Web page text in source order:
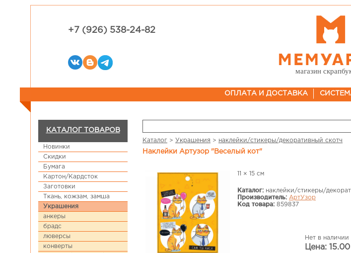
+7 (926) 538-24-82
магазин
ОПЛАТА И ДОСТАВКА
КАТАЛОГ ТОВАРОВ
Новинки
Скидки
Бумага
Картон/Кардсток
Заготовки
Ткань, кожзам, замша
Украшения
анкеры
брадс
люверсы
конверты
Каталог > Украшения > наклейки/стикеры/декоративный скотч
Наклейки Артузор "Веселый кот"
11 × 15 см
Каталог: наклейки/стикеры/
Производитель: АртУзор
Код товара: 859837
Нет в наличии
Цена: